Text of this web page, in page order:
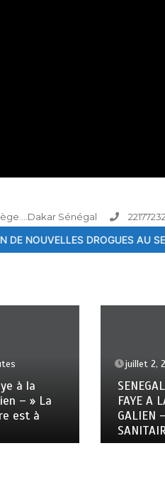
Sénégal
19 / L’OMS ALERTE
à la
– » La
est à
juillet 2,
FAYE A
GALIEN